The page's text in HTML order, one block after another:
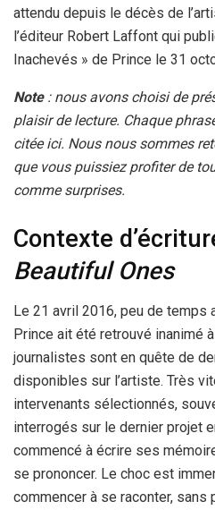
attendu depuis le décès de
l’éditeur Robert Laffont qui
Inachevés » de Prince le 31
Note: nous avons choisi de
plaisir de lecture. Chaque
citée ici. Nous nous sommes
que vous puissiez profiter de
comme surprises.
Contexte
Beautiful Ones
Le 21 avril 2016, peu de temps
Prince ait été retrouvé inanimé
journalistes sont en quête de
disponibles sur l’artiste. Très
intervenants sélectionnés,
interrogés sur le dernier projet
commencé à écrire ses
se prononcer. Le choc est
commencer à se raconter, sans